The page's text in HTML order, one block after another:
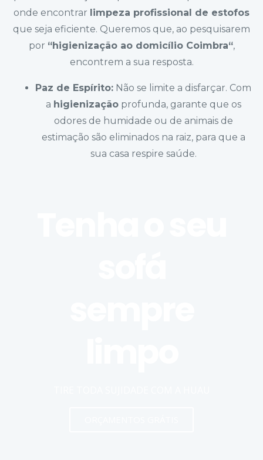
onde encontrar limpeza profissional de estofos
que seja eficiente. Queremos que, ao pesquisarem
por “higienização ao domicílio Coimbra“,
encontrem a sua resposta.
Paz de Espírito: Não se limite a disfarçar. Com
a higienizaçãoprofunda, garante que os
odores de humidade ou de animais de
estimação são eliminados na raiz, para que a
sua casa respire saúde.